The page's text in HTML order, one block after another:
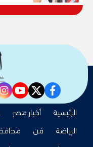
facebook
twitter
الرئيسية أخبار مصر
الرياضة
فن